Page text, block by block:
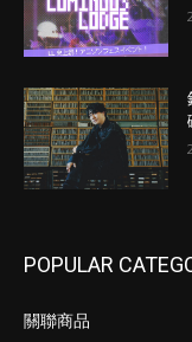
POPULAR
關聯商品